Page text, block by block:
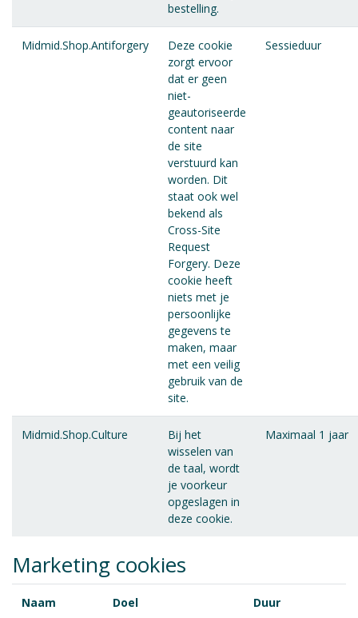
bestelling.
Midmid.Shop.Antiforgery
Deze cookie
zorgt ervoor
dat er geen
niet-
geautoriseerde
content naar
de site
verstuurd kan
worden. Dit
staat ook wel
bekend als
Cross-Site
Request
Forgery. Deze
cookie heeft
niets met je
persoonlijke
gegevens te
maken, maar
met een veilig
gebruik van de
site.
Sessieduur
Midmid.Shop.Culture
Bij het
wisselen van
de taal, wordt
je voorkeur
opgeslagen in
deze cookie.
Maximaal 1 jaar
Marketing cookies
Naam Doel Duur